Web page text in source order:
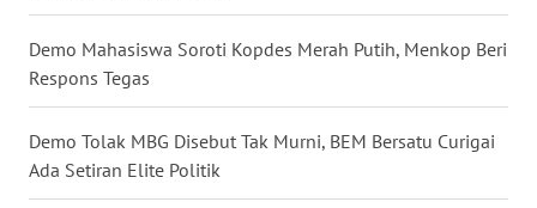
Demo Mahasiswa Soroti Kopdes Merah Putih, Menkop Beri
Respons Tegas
Demo Tolak MBG Disebut Tak Murni, BEM Bersatu Curigai
Ada Setiran Elite Politik
DANAU
TOBA
WN
NIAS